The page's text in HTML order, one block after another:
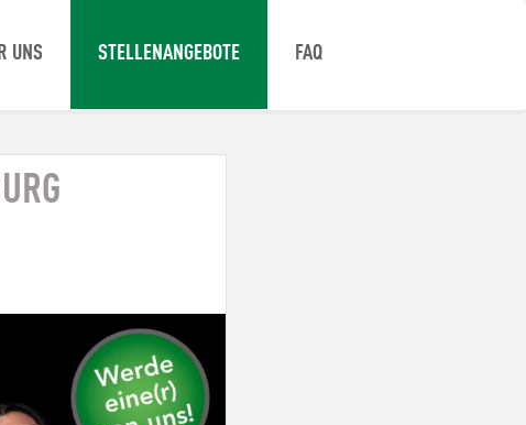
UNS STELLENANGEBOTE FAQ